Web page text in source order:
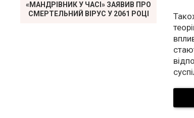
«МАНДРІВНИК У ЧАСІ» ЗАЯВИВ ПРО
СМЕРТЕЛЬНИЙ ВІРУС У 2061 РОЦІ